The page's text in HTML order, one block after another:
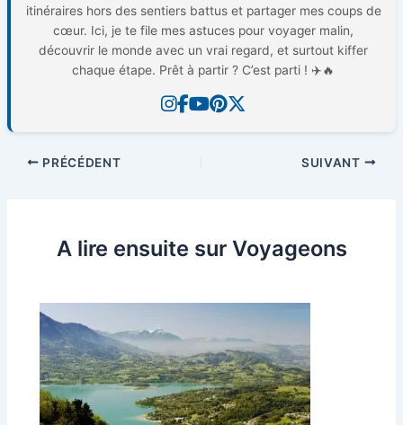
itinéraires hors des sentiers battus et partager mes coups de
cœur. Ici, je te file mes astuces pour voyager malin,
découvrir le monde avec un vrai regard, et surtout kiffer
chaque étape. Prêt à partir ? C’est parti ! ✈️🔥
PRÉCÉDENT SUIVANT
A lire ensuite sur Voyageons